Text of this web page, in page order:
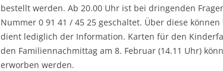
bestellt werden. Ab 20.00 Uhr ist bei dringenden
Nummer 0 91 41 / 45 25 geschaltet. Über diese
dient lediglich der In­formation. Karten für den
den Familiennachmittag am 8. Februar (14.11 Uhr)
erworben werden.